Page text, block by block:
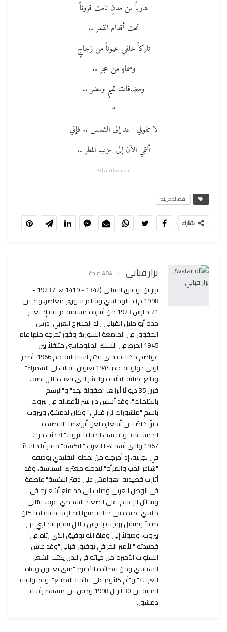
هارباً من مدنٍ نامت قروناً
تحت أقدام القمر ..
تاركاً خلفي عيوناً من زجاجٍ
وسماءٍ من حجر ..
ومضافات تميمٍ ومضر ..
*
لا تقولي : عد إلى الشمس .. فإني
أنتمي الآن إلى حزب المطر ..
- Advertisement -
قصائد حزينه
شارك
نزار قباني 484 مادة
نزار بن توفيق القباني (1342 - 1419 هـ / 1923 -
1998 م) ديبلوماسي وشاعر سوري معاصر، ولد في
21 مارس 1923 من أسرة دمشقية عريقة إذ يعتبر
جده أبو خليل القباني رائد المسرح العربي. درس
الحقوق في الجامعة السورية وفور تخرجه منها عام
1945 انخرط في السلك الدبلوماسي متنقلاً بين
عواصم مختلفة حتى قدّم استقالته عام 1966؛ أصدر
أولى دواوينه عام 1944 بعنوان "قالت لي السمراء"
وتابع عملية التأليف والنشر التي بلغت خلال نصف
قرن 35 ديوانًا أبرزها "طفولة نهد" و"الرسم
بالكلمات"، وقد أسس دار نشر لأعماله في بيروت
باسم "منشورات نزار قباني" وكان لدمشق وبيروت
حيزًا خاصًا في أشعاره لعل أبرزهما "القصيدة
الدمشقية" و"يا ست الدنيا يا بيروت" أحدثت حرب
1967 والتي أسماها العرب "النكسة" مفترقًا حاسمًا
في تجربته، إذ أخرجته من نمطه التقليدي بوصفه
"شاعر الحب والمرأة" لتدخله معترك السياسة، وقد
أثارت قصيدته "هوامش على دفتر النكسة" عاصفة
في الوطن العربي وصلت إلى حد منع أشعاره في
وسائل الإعلام. على الصعيد الشخصي، عرف قبّاني
مآسي عديدة في حياته، منها انتحار شقيقته لما كان
طفلاً ومقتل زوجته بلقيس خلال تفجير انتحاري في
بيروت، وصولاً إلى وفاة ابنه توفيق الذي رثاه في
قصيدته "الأمير الخرافي توفيق قباني"وقد عاش
السنوات الأخيرة من حياته في لندن يكتب الشعر
السياسي ومن قصائده الأخيرة "متى يعلنون وفاة
العرب؟" و"أم كلثوم على قائمة التطبيع"، وقد وافته
المنية في 30 أبريل 1998 ودفن في مسقط رأسه،
دمشق.